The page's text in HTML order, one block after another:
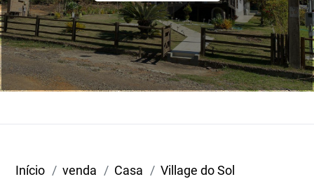
Início venda Casa Village do Sol